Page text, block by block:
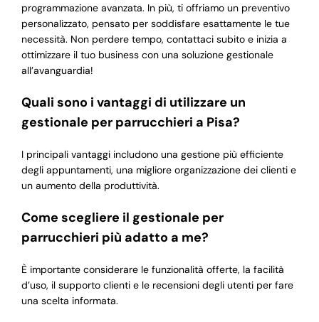
programmazione avanzata. In più, ti offriamo un preventivo
personalizzato, pensato per soddisfare esattamente le tue
necessità. Non perdere tempo, contattaci subito e inizia a
ottimizzare il tuo business con una soluzione gestionale
all’avanguardia!
Quali sono i vantaggi di utilizzare un
gestionale per parrucchieri a Pisa?
I principali vantaggi includono una gestione più efficiente
degli appuntamenti, una migliore organizzazione dei clienti e
un aumento della produttività.
Come scegliere il gestionale per
parrucchieri più adatto a me?
È importante considerare le funzionalità offerte, la facilità
d’uso, il supporto clienti e le recensioni degli utenti per fare
una scelta informata.